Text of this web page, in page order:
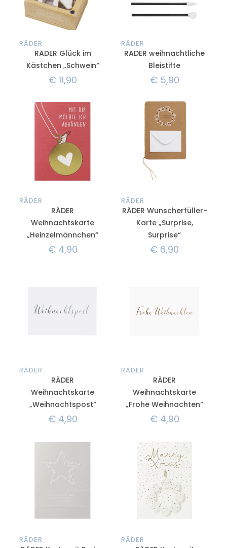
RÄDER
RÄDER Glück im
Kästchen „Schwein“
€11,90
RÄDER
RÄDER weihnachtliche
Bleistifte
€5,90
RÄDER
RÄDER
Weihnachtskarte
„Heinzelmännchen“
€4,90
RÄDER
RÄDER Wunscherfüller-
Karte „Surprise,
Surprise“
€ 6,90
RÄDER
RÄDER
Weihnachtskarte
„Weihnachtspost“
€4,90
RÄDER
RÄDER
Weihnachtskarte
„Frohe Weihnachten“
€4,90
RÄDER RÄDER